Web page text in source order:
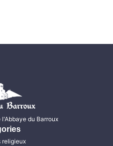
du Barroux
religieux